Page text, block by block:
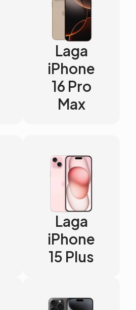
Laga
iPhone
16 Pro
Max
Laga
iPhone
15 Plus